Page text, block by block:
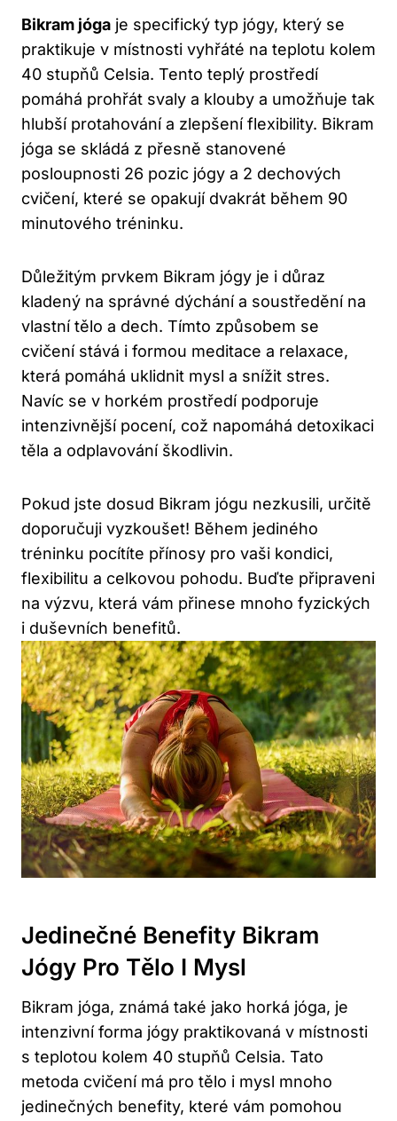
Bikram jóga je specifický typ jógy, který se
praktikuje v místnosti vyhřáté na teplotu kolem
40 stupňů Celsia. Tento teplý prostředí
pomáhá prohřát svaly a klouby a umožňuje tak
hlubší protahování a zlepšení flexibility. Bikram
jóga se skládá z přesně stanovené
posloupnosti 26 pozic jógy a 2 dechových
cvičení, které se opakují dvakrát během 90
minutového tréninku.
Důležitým prvkem Bikram jógy je i důraz
kladený na správné dýchání a soustředění na
vlastní tělo a dech. Tímto způsobem se
cvičení stává i formou meditace a relaxace,
která pomáhá uklidnit mysl a snížit stres.
Navíc se v horkém prostředí podporuje
intenzivnější pocení, což napomáhá detoxikaci
těla a odplavování škodlivin.
Pokud jste dosud Bikram jógu nezkusili, určitě
doporučuji vyzkoušet! Během jediného
tréninku pocítíte přínosy pro vaši kondici,
flexibilitu a celkovou pohodu. Buďte připraveni
na výzvu, která vám přinese mnoho fyzických
i duševních benefitů.
Jedinečné Benefity Bikram
Jógy Pro Tělo I Mysl
Bikram jóga, známá také jako horká jóga, je
intenzivní forma jógy praktikovaná v místnosti
s teplotou kolem 40 stupňů Celsia. Tato
metoda cvičení má pro tělo i mysl mnoho
jedinečných benefity, které vám pomohou